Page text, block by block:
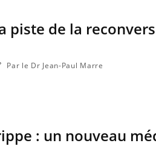
piste de la
Par le Dr Jean-Paul Marre
: un nouveau